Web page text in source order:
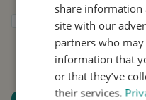
Ik geef Stil
te gebruiken voor
verspreiding, in
privacybeleid.*
share
site with our
partners who
information that
or that they’ve
their services.